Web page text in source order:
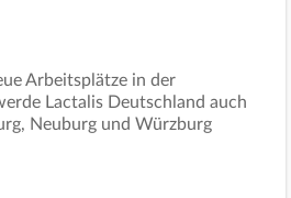
Arbeitsplätze in der
Lactalis Deutschland auch
Neuburg und Würzburg